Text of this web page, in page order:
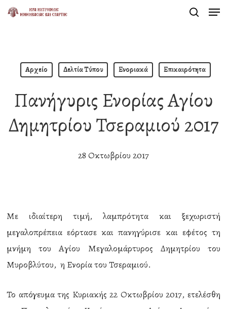
Skip
Αρχείο Δελτία Τύπου Ενοριακά Επικαιρότητα
Πανήγυρις Ενορίας Αγίου
Δημητρίου Τσεραμιού 2017
28 Οκτωβρίου 2017
Με ιδιαίτερη τιμή, λαμπρότητα και ξεχωριστή
μεγαλοπρέπεια εόρτασε και πανηγύρισε και εφέτος τη
μνήμη του Αγίου Μεγαλομάρτυρος Δημητρίου του
Μυροβλύτου, η Ενορία του Τσεραμιού.
Το απόγευμα της Κυριακής 22 Οκτωβρίου 2017, ετελέσθη